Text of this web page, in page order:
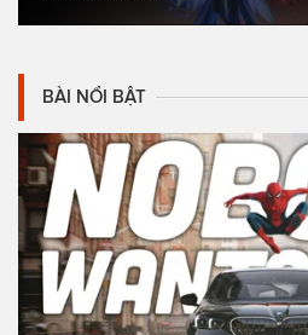
BÀI NỔI BẬT